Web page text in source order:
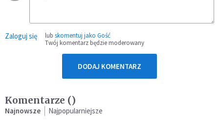
Zaloguj się lub skomentuj jako Gość
Twój komentarz będzie moderowany
DODAJ KOMENTARZ
Komentarze ()
Najnowsze Najpopularniejsze